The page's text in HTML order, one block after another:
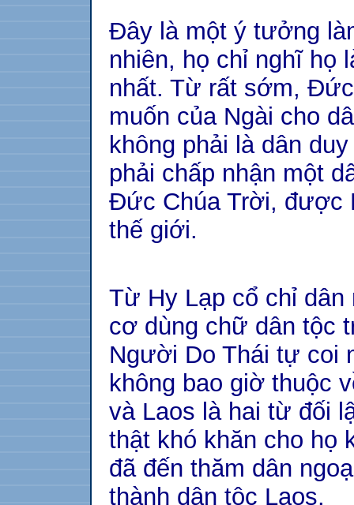
Đây là một ý tưởng
nhiên, họ chỉ nghĩ họ
nhất. Từ rất sớm,
muốn của Ngài cho
không phải là dân
phải chấp nhận một
Đức Chúa Trời, được
thế giới.
Từ Hy Lạp cổ chỉ
cơ dùng chữ dân tộc
Người Do Thái tự coi
không bao giờ thuộc
và Laos là hai từ đối
thật khó khăn cho họ
đã đến thăm dân
thành dân tộc Laos.